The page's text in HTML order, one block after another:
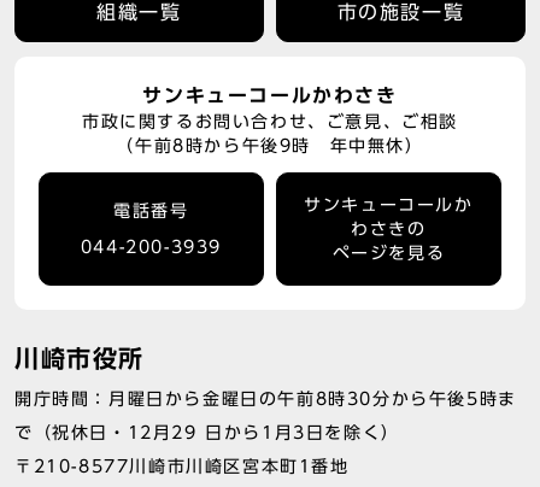
組織一覧 市の施設一覧
サンキューコールかわさき
市政に関するお問い合わせ、ご意見、ご相談
（午前8時から午後9時 年中無休）
電話番号
044-200-3939
サンキューコールか
わさきの
ページを見る
川崎市役所
開庁時間：月曜日から金曜日の午前8時30分から午後5時ま
で（祝休日・12月29 日から1月3日を除く）
〒210-8577川崎市川崎区宮本町1番地